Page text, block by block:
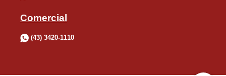
Comercial
(43) 3420-1110